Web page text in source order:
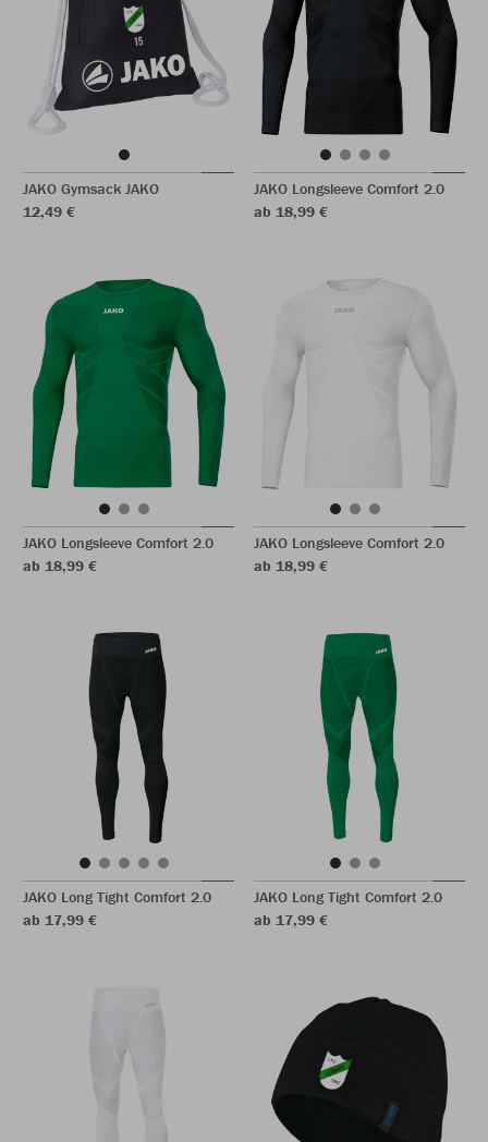
JAKO Gymsack JAKO
12,49 €
JAKO Longsleeve Comfort 2.0
ab 18,99 €
JAKO Longsleeve Comfort 2.0
ab 18,99 €
JAKO Longsleeve Comfort 2.0
ab 18,99 €
JAKO Long Tight Comfort 2.0
ab 17,99 €
JAKO Long Tight Comfort 2.0
ab 17,99 €